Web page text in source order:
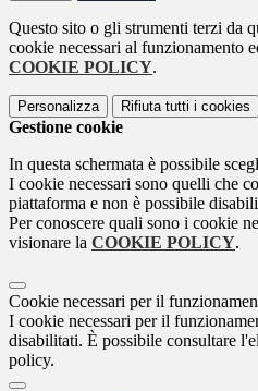
Questo sito o gli strumenti terzi da
cookie necessari al funzionamento
COOKIE POLICY.
Personalizza Rifiuta tutti i cookies
Gestione cookie
In questa schermata è possibile
I cookie necessari sono quelli che
piattaforma e non è possibile
Per conoscere quali sono i cookie
visionare la COOKIE POLICY.
Cookie necessari per il
I cookie necessari per il
disabilitati. È possibile consultare
policy.